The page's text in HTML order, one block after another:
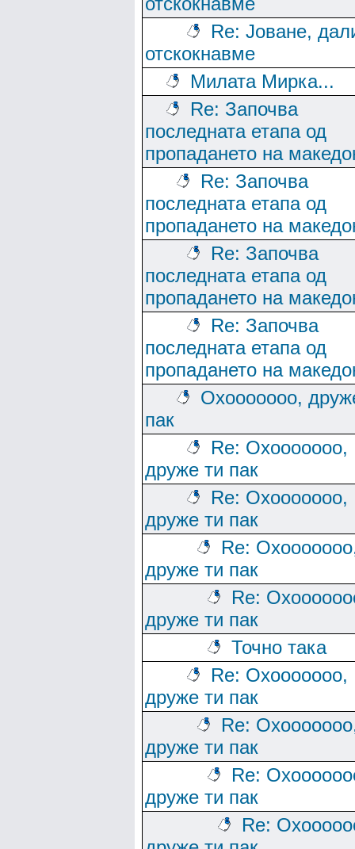
Re: Јоване,
отскокнавме
Милата Мирка...
Re: Започва
последната етапа од
пропадането на
Re: Започва
последната етапа од
пропадането на
Re: Започва
последната етапа од
пропадането на
Re: Започва
последната етапа од
пропадането на
Охооооооо,
пак
Re: Охооооооо,
друже ти пак
Re: Охооооооо,
друже ти пак
Re:
друже ти пак
Re:
друже ти пак
Точно така
Re: Охооооооо,
друже ти пак
Re:
друже ти пак
Re:
друже ти пак
Re: